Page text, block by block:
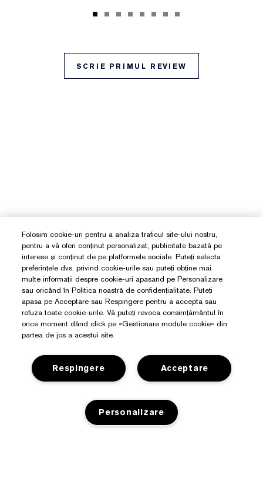
SCRIE PRIMUL REVIEW
Aveți Nevoie De Ajutor?
Folosim cookie-uri pentru a analiza traficul site-ului nostru,
pentru a vă oferi conținut personalizat, publicitate bazată pe
interese și conținut de pe platformele sociale. Puteți selecta
preferințele dvs. privind cookie-urile sau puteți obține mai
multe informații despre cookie-uri apasand pe Personalizare
sau oricând în Politica noastră de confidențialitate. Puteți
apasa pe Acceptare sau Respingere pentru a accepta sau
refuza toate cookie-urile. Vă puteți revoca consimțământul în
orice moment dând click pe «Gestionare module cookie» din
partea de jos a acestui site.
Acceptare
Respingere
Personalizare